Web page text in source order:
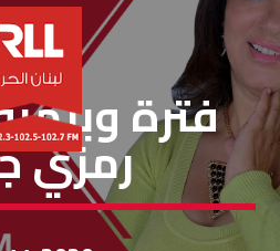
فَترة وبتِمرُق فترة
رمزي